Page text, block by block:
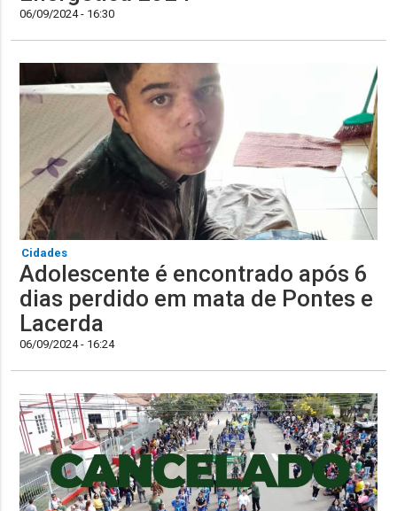
06/09/2024 - 16:30
Cidades
Adolescente é encontrado após 6
dias perdido em mata de Pontes e
Lacerda
06/09/2024 - 16:24